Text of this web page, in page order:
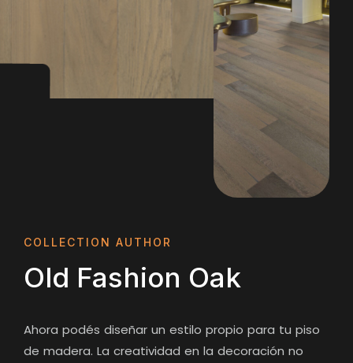
COLLECTION AUTHOR
Old Fashion Oak
Ahora podés diseñar un estilo propio para tu piso
de madera. La creatividad en la decoración no